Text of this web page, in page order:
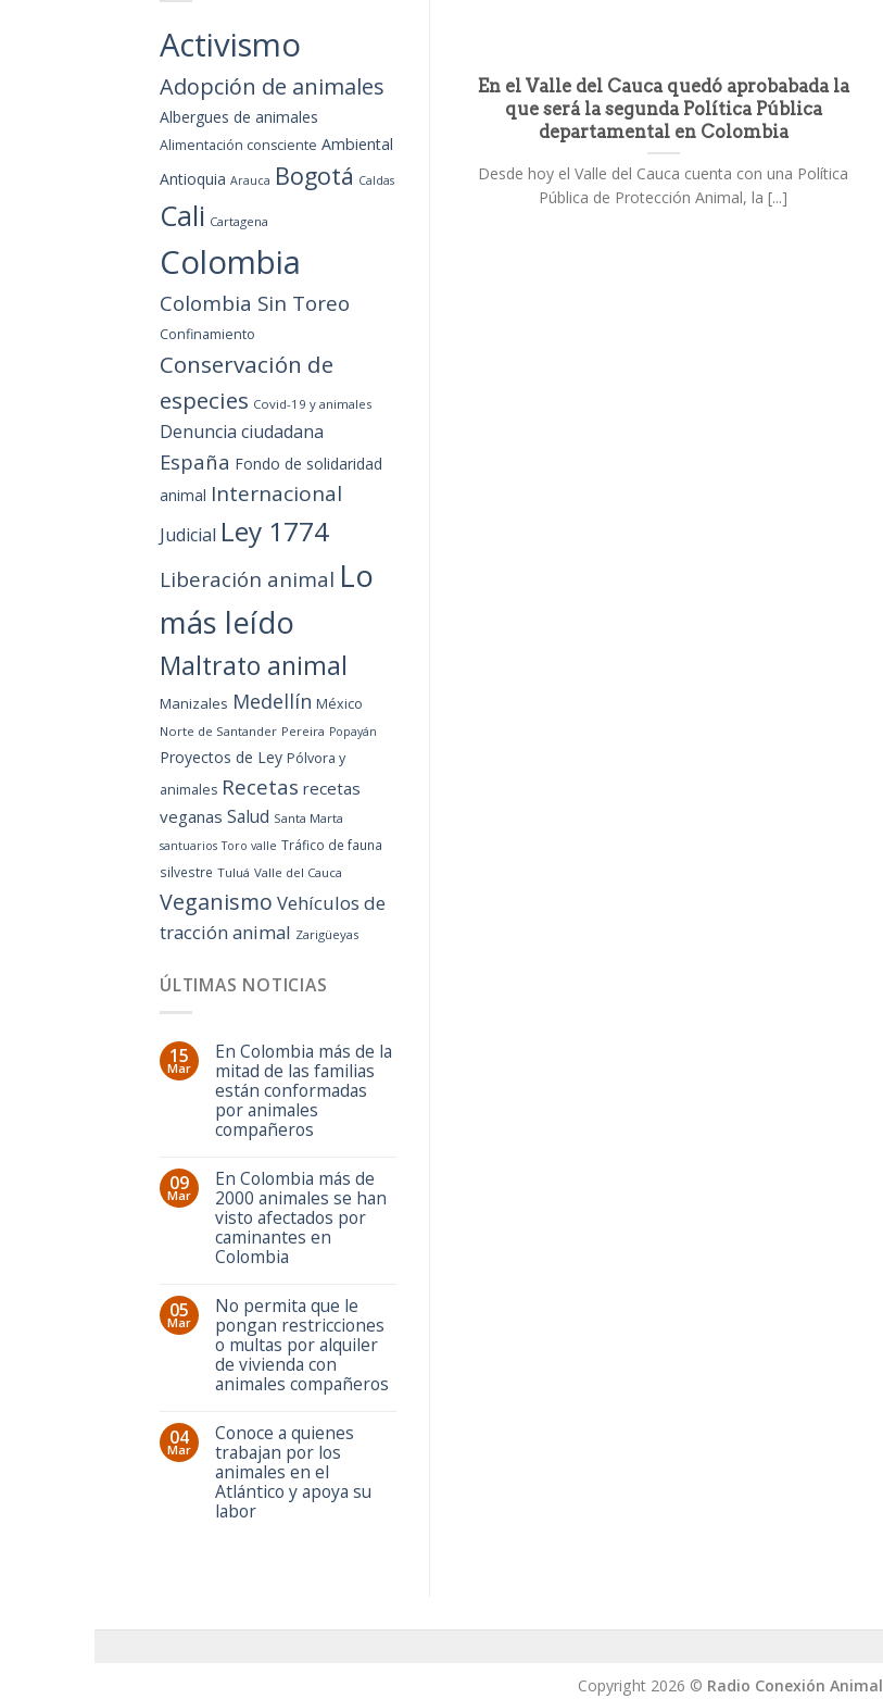
Activismo
Adopción de animales
Albergues de animales
Alimentación consciente Ambiental
Antioquia Arauca Bogotá Caldas
Cali Cartagena
Colombia
Colombia Sin Toreo
Confinamiento
Conservación de
especies Covid-19 y animales
Denuncia ciudadana
España Fondo de solidaridad
animal Internacional
Judicial Ley 1774
Liberación animal Lo
más leído
Maltrato animal
Manizales Medellín México
Norte de Santander Pereira Popayán
Proyectos de Ley Pólvora y
animales Recetas recetas
veganas Salud Santa Marta
santuarios Toro valle Tráfico de fauna
silvestre Tuluá Valle del Cauca
Veganismo Vehículos de
tracción animal Zarigüeyas
ÚLTIMAS NOTICIAS
15
Mar
En Colombia más de la
mitad de las familias
están conformadas
por animales
compañeros
09
Mar
En Colombia más de
2000 animales se han
visto afectados por
caminantes en
Colombia
05
Mar
No permita que le
pongan restricciones
o multas por alquiler
de vivienda con
animales compañeros
04
Mar
Conoce a quienes
trabajan por los
animales en el
Atlántico y apoya su
labor
En el Valle del Cauca quedó aprobabada la
que será la segunda Política Pública
departamental en Colombia
Desde hoy el Valle del Cauca cuenta con una Política
Pública de Protección Animal, la [...]
Copyright 2026 © Radio Conexión Animal